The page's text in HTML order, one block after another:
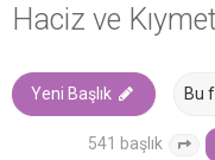
Haciz ve
Yeni Başlık
541 başlık .